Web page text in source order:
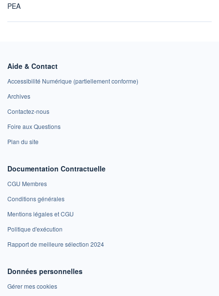
PEA
Aide & Contact
Accessibilité Numérique (partiellement conforme)
Archives
Contactez-nous
Foire aux Questions
Plan du site
Documentation Contractuelle
CGU Membres
Conditions générales
Mentions légales et CGU
Politique d'exécution
Rapport de meilleure sélection 2024
Données personnelles
Gérer mes cookies